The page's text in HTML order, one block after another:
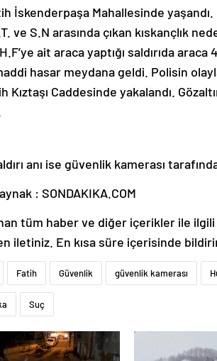
İskenderpaşa Mahallesinde
ve S.N arasında çıkan kıskançlık
ait araca yaptığı saldırıda
hasar meydana geldi. Polisin
Kıztaşı Caddesinde yakalandı.
anı ise güvenlik kamerası
: SONDAKIKA.COM
tüm haber ve diğer içerikler ile
iletiniz. En kısa süre içerisinde
Fatih Güvenlik güvenlik kamerası
Suç